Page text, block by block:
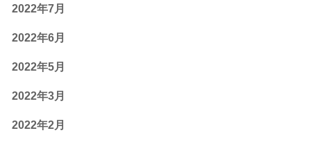
2022年7月
2022年6月
2022年5月
2022年3月
2022年2月